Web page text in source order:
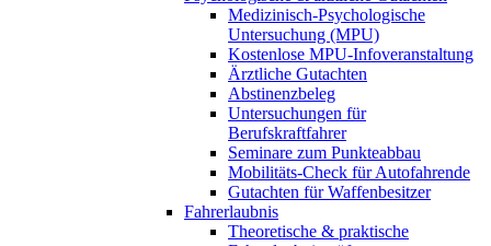
Medizinisch-Psychologische
Untersuchung (MPU)
Kostenlose MPU-Infoveranstaltung
Ärztliche Gutachten
Abstinenzbeleg
Untersuchungen für
Berufskraftfahrer
Seminare zum Punkteabbau
Mobilitäts-Check für Autofahrende
Gutachten für Waffenbesitzer
Fahrerlaubnis
Theoretische & praktische